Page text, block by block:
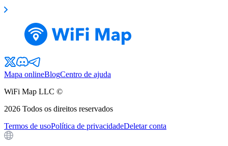
Mapa onlineBlogCentro de ajuda
WiFi Map LLC ©
2026 Todos os direitos reservados
Termos de usoPolítica de privacidadeDeletar conta